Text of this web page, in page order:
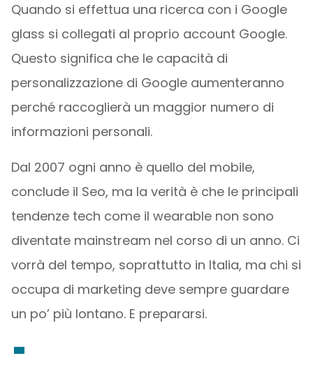
Quando si effettua una ricerca con i Google
glass si collegati al proprio account Google.
Questo significa che le capacità di
personalizzazione di Google aumenteranno
perché raccoglierà un maggior numero di
informazioni personali.
Dal 2007 ogni anno è quello del mobile,
conclude il Seo, ma la verità è che le principali
tendenze tech come il wearable non sono
diventate mainstream nel corso di un anno. Ci
vorrà del tempo, soprattutto in Italia, ma chi si
occupa di marketing deve sempre guardare
un po’ più lontano. E prepararsi.